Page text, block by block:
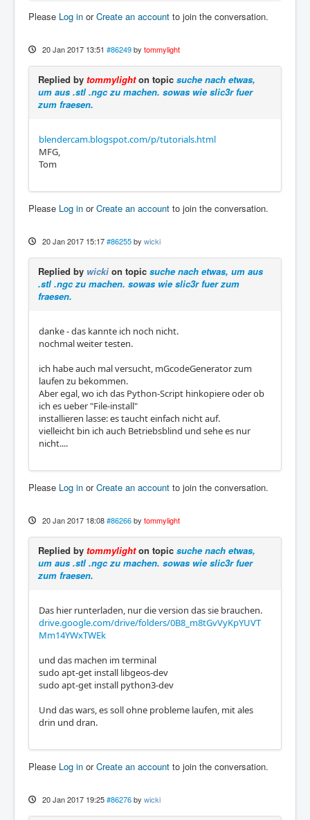
Please Log in orCreate an account to join the conversation.
20 Jan 2017 13:51 #86249 by tommylight
Replied by tommylighton topic suche nach etwas,
um aus .stl .ngc zu machen. sowas wie slic3r fuer
zum fraesen.
blendercam.blogspot.com/p/tutorials.html
MFG,
Tom
Please Log in orCreate an account to join the conversation.
20 Jan 2017 15:17 #86255 by wicki
Replied by wicki on topic suche nach etwas, um aus
.stl .ngc zu machen. sowas wie slic3r fuer zum
fraesen.
danke - das kannte ich noch nicht.
nochmal weiter testen.
ich habe auch mal versucht, mGcodeGenerator zum
laufen zu bekommen.
Aber egal, wo ich das Python-Script hinkopiere oder ob
ich es ueber "File-install"
installieren lasse: es taucht einfach nicht auf.
vielleicht bin ich auch Betriebsblind und sehe es nur
nicht....
Please Log in orCreate an account to join the conversation.
20 Jan 2017 18:08 #86266 by tommylight
Replied by tommylighton topic suche nach etwas,
um aus .stl .ngc zu machen. sowas wie slic3r fuer
zum fraesen.
Das hier runterladen, nur die version das sie brauchen.
drive.google.com/drive/folders/0B8_m8tGvVyKpYUVT
Mm14YWxTWEk
und das machen im terminal
sudo apt-get install libgeos-dev
sudo apt-get install python3-dev
Und das wars, es soll ohne probleme laufen, mit ales
drin und dran.
Please Log in orCreate an account to join the conversation.
20 Jan 2017 19:25 #86276 by wicki